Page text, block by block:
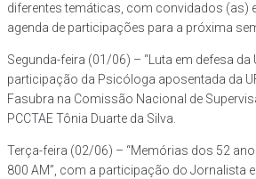
diferentes temáticas, com convidados (as)
agenda de participações para a próxima
Segunda-feira (01/06) – “Luta em defesa da
participação da Psicóloga aposentada da
Fasubra na Comissão Nacional de
PCCTAE Tônia Duarte da Silva.
Terça-feira (02/06) – “Memórias dos 52
800 AM”, com a participação do Jornalista